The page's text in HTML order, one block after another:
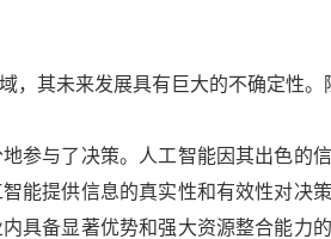
其未来发展具有巨大的不确定性。
与了决策。人工智能因其出色的信
能提供信息的真实性和有效性对决
具备显著优势和强大资源整合能力